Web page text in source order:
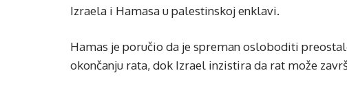
Izraela i Hamasa u palestinskoj enklavi.
Hamas je poručio da je spreman osloboditi
okončanju rata, dok Izrael inzistira da rat može